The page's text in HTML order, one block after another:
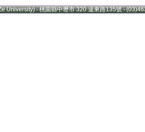
University) ‧ 桃園縣中壢市 320 遠東路135號 ‧